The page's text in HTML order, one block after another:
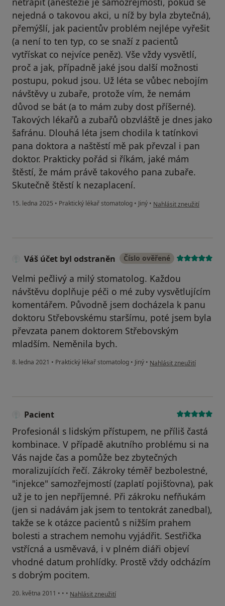
nejedná o takovou akci, u níž by byla zbytečná),
přemýšlí, jak pacientův problém nejlépe vyřešit
(a není to ten typ, co se snaží z pacientů
vytřískat co nejvíce peněz). Vše vždy vysvětlí,
proč a jak, případně jaké jsou další možnosti
postupu, pokud jsou. Už léta se vůbec nebojím
návštěvy u zubaře, protože vím, že nemám
důvod se bát (a to mám zuby dost příšerné).
Takových lékařů a zubařů obzvláště je dnes jako
šafránu. Dlouhá léta jsem chodila k tatínkovi
pana doktora a naštěstí mě pak převzal i pan
doktor. Prakticky pořád si říkám, jaké mám
štěstí, že mám právě takového pana zubaře.
Skutečně štěstí k nezaplacení.
15. ledna 2025 • Praktický lékař stomatolog • Jiný • podle názoru uživatele
Nahlásit zneužití
Váš účet byl odstraněn Číslo ověřené
Velmi pečlivý a milý stomatolog. Každou
návštěvu doplňuje péči o mé zuby vysvětlujícím
komentářem. Původně jsem docházela k panu
doktoru Střebovskému staršímu, poté jsem byla
převzata panem doktorem Střebovským
mladším. Neměnila bych.
8. ledna 2021 • Praktický lékař stomatolog • Jiný • podle názoru uživatele
Nahlásit zneužití
Pacient
Profesionál s lidským přístupem, ne příliš častá
kombinace. V případě akutního problému si na
Vás najde čas a pomůže bez zbytečných
moralizujících řečí. Zákroky téměř bezbolestné,
"injekce" samozřejmostí (zaplatí pojišťovna), pak
už je to jen nepříjemné. Při zákroku nefňukám
(jen si nadávám jak jsem to tentokrát zanedbal),
takže se k otázce pacientů s nižším prahem
bolesti a strachem nemohu vyjádřit. Sestřička
vstřícná a usměvavá, i v plném diáři objeví
vhodné datum prohlídky. Prostě vždy odcházím
s dobrým pocitem.
20. května 2011 • • • podle názoru uživatele Pacient
Nahlásit zneužití